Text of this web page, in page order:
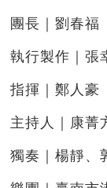
團長｜劉春福
執行製作｜張
指揮｜鄭人豪
主持人｜康菁
獨奏｜楊靜、